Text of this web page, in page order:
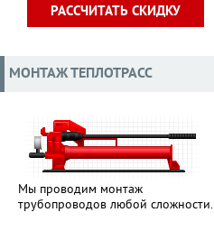
РАССЧИТАТЬ СКИДКУ
МОНТАЖ ТЕПЛОТРАСС
Мы проводим монтаж
трубопроводов любой сложности.